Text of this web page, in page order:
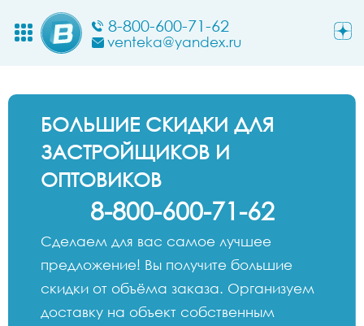
8-800-600-71-62
venteka@yandex.ru
БОЛЬШИЕ СКИДКИ ДЛЯ
ЗАСТРОЙЩИКОВ И
ОПТОВИКОВ
8-800-600-71-62
Сделаем для вас самое лучшее
предложение! Вы получите большие
скидки от объёма заказа. Организуем
доставку на объект собственным